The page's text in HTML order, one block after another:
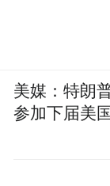
美媒：特朗
参加下届美